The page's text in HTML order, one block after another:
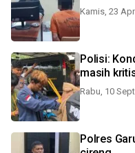
Kamis, 23
Polisi:
masih
Rabu, 10
Polres